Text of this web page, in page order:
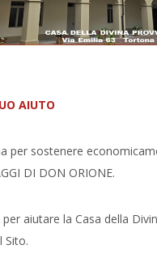
AIUTO
per sostenere
DI DON ORIONE.
aiutare la Casa della
Sito.